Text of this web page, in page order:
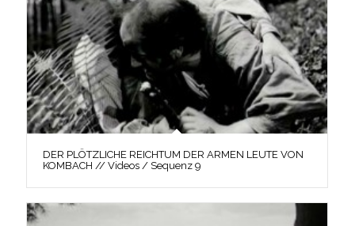
DER PLÖTZLICHE REICHTUM DER ARMEN LEUTE VON
KOMBACH // Videos / Sequenz 9